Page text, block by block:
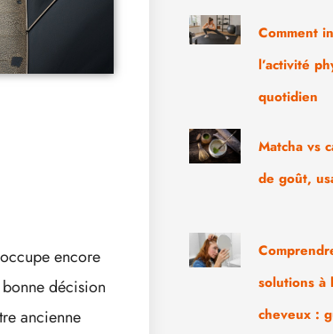
encore
décision
ancienne
Comment
l’activité
quotidien
Matcha vs
de goût,
solutions à
cheveux :